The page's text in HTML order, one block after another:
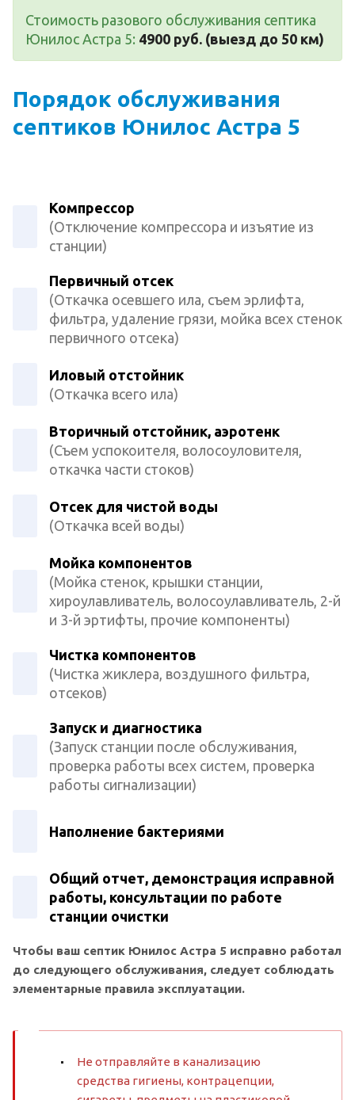
Стоимость разового обслуживания септика
Юнилос Астра 5: 4900 руб. (выезд до 50 км)
Порядок обслуживания
септиков Юнилос Астра 5
Компрессор
(Отключение компрессора и изъятие из
станции)
Первичный отсек
(Откачка осевшего ила, съем эрлифта,
фильтра, удаление грязи, мойка всех стенок
первичного отсека)
Иловый отстойник
(Откачка всего ила)
Вторичный отстойник, аэротенк
(Съем успокоителя, волосоуловителя,
откачка части стоков)
Отсек для чистой воды
(Откачка всей воды)
Мойка компонентов
(Мойка стенок, крышки станции,
хироулавливатель, волосоулавливатель, 2-й
и 3-й эртифты, прочие компоненты)
Чистка компонентов
(Чистка жиклера, воздушного фильтра,
отсеков)
Запуск и диагностика
(Запуск станции после обслуживания,
проверка работы всех систем, проверка
работы сигнализации)
Наполнение бактериями
Общий отчет, демонстрация исправной
работы, консультации по работе
станции очистки
Чтобы ваш септик Юнилос Астра 5 исправно работал
до следующего обслуживания, следует соблюдать
элементарные правила эксплуатации.
Не отправляйте в канализацию
средства гигиены, контрацепции,